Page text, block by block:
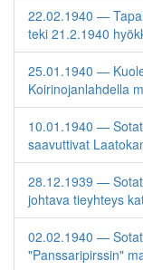
22.02.1940 —
teki 21.2.1940
25.01.1940 —
Koirinojanlahdella
10.01.1940 —
saavuttivat
28.12.1939 —
johtava tieyhteys
02.02.1940 —
"Panssaripirssin"